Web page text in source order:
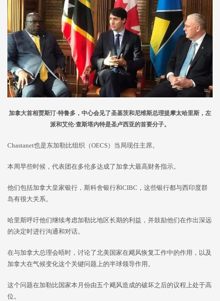
加拿大首相贾斯汀·特鲁多，中心会见了圣基茨和尼维斯总理提摩太哈里斯，左
派和艾伦·查斯塔内特是圣卢西亚的首要分子。
Chastanet也是东加勒比组织（OECS）当局现任主席。
本周早些时候，代表团在多伦多达成了加拿大最高财务指示。
他们包括加拿大皇家银行，斯科舍银行和CIBC，这些银行都与西印度群
岛有很大关系。
哈里斯呼吁他们继续考虑加勒比地区长期的利益，并鼓励他们在作出深远
的决定时进行沟通和对话。
在与加拿大总理会晤时，讨论了北美国家在飓风恢复工作中的作用，以及
加拿大在气候变化这个关键问题上的半球领导作用。
这个问题在加勒比国家本月份由五个飓风造成的破坏之后的议程上处于高
位。